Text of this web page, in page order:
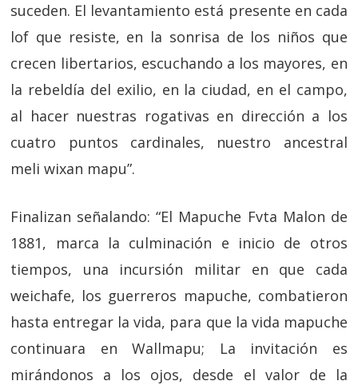
suceden. El levantamiento está presente en cada
lof que resiste, en la sonrisa de los niños que
crecen libertarios, escuchando a los mayores, en
la rebeldía del exilio, en la ciudad, en el campo,
al hacer nuestras rogativas en dirección a los
cuatro puntos cardinales, nuestro ancestral
meli wixan mapu”.
Finalizan señalando: “El Mapuche Fvta Malon de
1881, marca la culminación e inicio de otros
tiempos, una incursión militar en que cada
weichafe, los guerreros mapuche, combatieron
hasta entregar la vida, para que la vida mapuche
continuara en Wallmapu; La invitación es
mirándonos a los ojos, desde el valor de la